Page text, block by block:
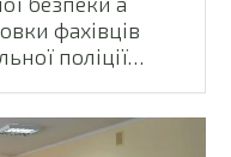
фахівців
поліції…